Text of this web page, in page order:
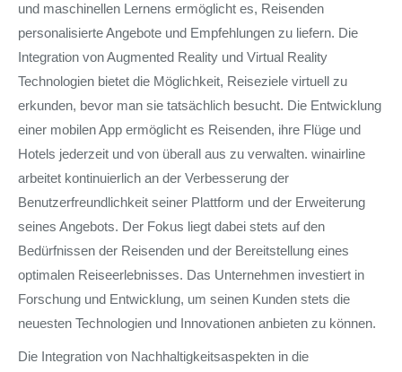
und maschinellen Lernens ermöglicht es, Reisenden
personalisierte Angebote und Empfehlungen zu liefern. Die
Integration von Augmented Reality und Virtual Reality
Technologien bietet die Möglichkeit, Reiseziele virtuell zu
erkunden, bevor man sie tatsächlich besucht. Die Entwicklung
einer mobilen App ermöglicht es Reisenden, ihre Flüge und
Hotels jederzeit und von überall aus zu verwalten. winairline
arbeitet kontinuierlich an der Verbesserung der
Benutzerfreundlichkeit seiner Plattform und der Erweiterung
seines Angebots. Der Fokus liegt dabei stets auf den
Bedürfnissen der Reisenden und der Bereitstellung eines
optimalen Reiseerlebnisses. Das Unternehmen investiert in
Forschung und Entwicklung, um seinen Kunden stets die
neuesten Technologien und Innovationen anbieten zu können.
Die Integration von Nachhaltigkeitsaspekten in die